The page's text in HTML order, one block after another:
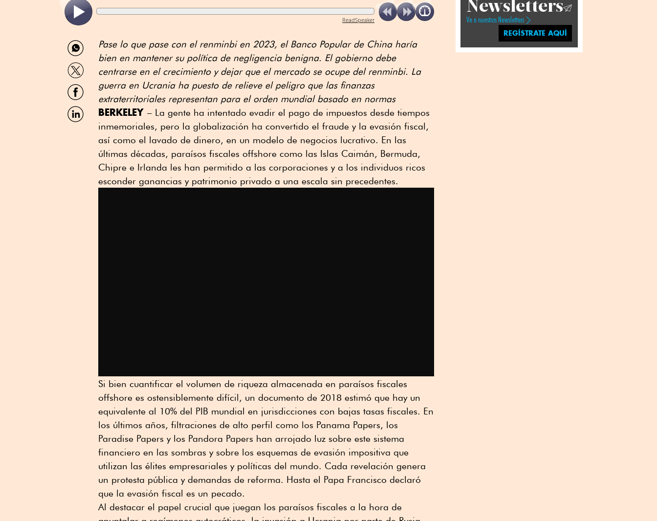
ReadSpeaker
Compartir
por
WhatsApp
Compartir
por
Twitter
Compartir
por
Facebook
Compartir
por
Pase lo que pase con el renminbi en 2023, el Banco Popular de China haría
bien en mantener su política de negligencia benigna. El gobierno debe
centrarse en el crecimiento y dejar que el mercado se ocupe del renminbi. La
guerra en Ucrania ha puesto de relieve el peligro que las finanzas
extraterritoriales representan para el orden mundial basado en normas
BERKELEY – La gente ha intentado evadir el pago de impuestos desde tiempos
inmemoriales, pero la globalización ha convertido el fraude y la evasión fiscal,
así como el lavado de dinero, en un modelo de negocios lucrativo. En las
últimas décadas, paraísos fiscales offshore como las Islas Caimán, Bermuda,
Chipre e Irlanda les han permitido a las corporaciones y a los individuos ricos
esconder ganancias y patrimonio privado a una escala sin precedentes.
Si bien cuantificar el volumen de riqueza almacenada en paraísos fiscales
offshore es ostensiblemente difícil, un documento de 2018 estimó que hay un
equivalente al 10% del PIB mundial en jurisdicciones con bajas tasas fiscales. En
los últimos años, filtraciones de alto perfil como los Panama Papers, los
Paradise Papers y los Pandora Papers han arrojado luz sobre este sistema
financiero en las sombras y sobre los esquemas de evasión impositiva que
utilizan las élites empresariales y políticas del mundo. Cada revelación genera
un protesta pública y demandas de reforma. Hasta el Papa Francisco declaró
que la evasión fiscal es un pecado.
Al destacar el papel crucial que juegan los paraísos fiscales a la hora de
Newsletters
Ve a nuestros Newsletters
REGÍSTRATE AQUÍ